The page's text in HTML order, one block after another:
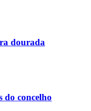
dourada
do concelho